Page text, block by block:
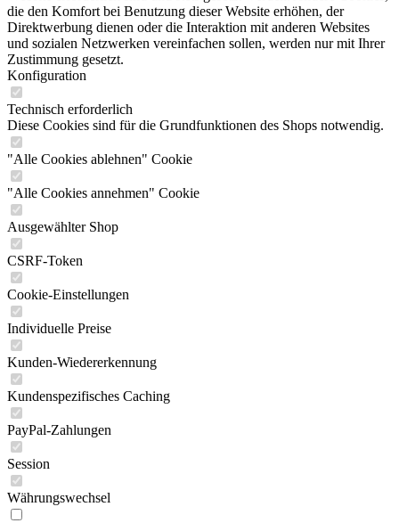
die den Komfort bei Benutzung dieser Website erhöhen, der
Direktwerbung dienen oder die Interaktion mit anderen Websites
und sozialen Netzwerken vereinfachen sollen, werden nur mit Ihrer
Zustimmung gesetzt.
Konfiguration
Technisch erforderlich
Diese Cookies sind für die Grundfunktionen des Shops notwendig.
"Alle Cookies ablehnen" Cookie
"Alle Cookies annehmen" Cookie
Ausgewählter Shop
CSRF-Token
Cookie-Einstellungen
Individuelle Preise
Kunden-Wiedererkennung
Kundenspezifisches Caching
PayPal-Zahlungen
Session
Währungswechsel